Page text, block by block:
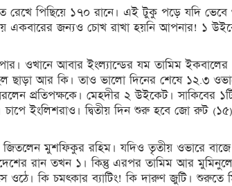
রেখে পিছিয়ে ১৭০ রানে। এই টুকু পড়ে যদি
একবারের জন্যও চোখ রাখা হয়নি আপনার! ১
ওখানে আবার ইংল্যান্ডের যম তামিম
ছাড়া আর কি। তাও ভালো দিনের শেষে ১২.৩
প্রতিপক্ষকে। মেহদীর ২ উইকেট। সাকিবের
চাপে ইংলিশরাও। দ্বিতীয় দিন শুরু হবে জো রুট
মুশফিকুর রহিম। যদিও তৃতীয় ওভারে
রান তখন ১। কিন্তু এরপর তামিম আর
ওঠে। কি চমৎকার ব্যাটিং! কি দারুণ জুটি।